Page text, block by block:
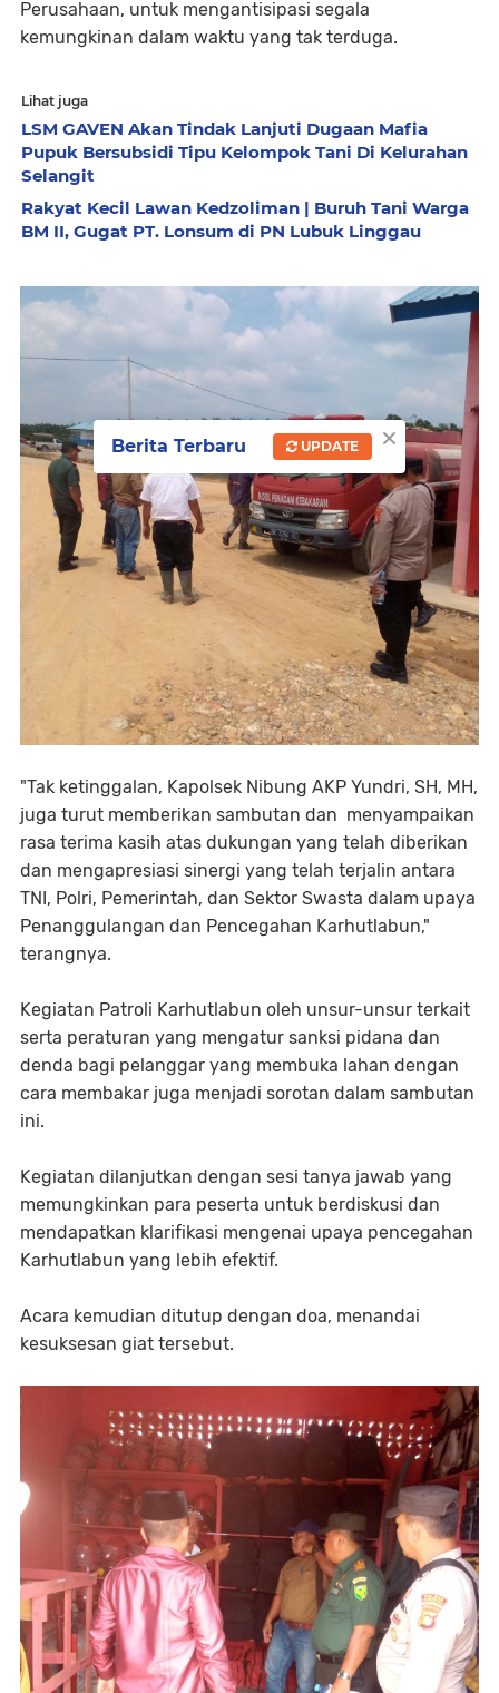
Perusahaan, untuk mengantisipasi segala
kemungkinan dalam waktu yang tak terduga.
Lihat juga
LSM GAVEN Akan Tindak Lanjuti Dugaan Mafia
Pupuk Bersubsidi Tipu Kelompok Tani Di Kelurahan
Selangit
Rakyat Kecil Lawan Kedzoliman | Buruh Tani Warga
BM II, Gugat PT. Lonsum di PN Lubuk Linggau
"Tak ketinggalan, Kapolsek Nibung AKP Yundri, SH, MH,
juga turut memberikan sambutan dan menyampaikan
rasa terima kasih atas dukungan yang telah diberikan
dan mengapresiasi sinergi yang telah terjalin antara
TNI, Polri, Pemerintah, dan Sektor Swasta dalam upaya
Penanggulangan dan Pencegahan Karhutlabun,"
terangnya.
Kegiatan Patroli Karhutlabun oleh unsur-unsur terkait
serta peraturan yang mengatur sanksi pidana dan
denda bagi pelanggar yang membuka lahan dengan
cara membakar juga menjadi sorotan dalam sambutan
ini.
Kegiatan dilanjutkan dengan sesi tanya jawab yang
memungkinkan para peserta untuk berdiskusi dan
mendapatkan klarifikasi mengenai upaya pencegahan
Karhutlabun yang lebih efektif.
Acara kemudian ditutup dengan doa, menandai
kesuksesan giat tersebut.
×
Berita Terbaru UPDATE